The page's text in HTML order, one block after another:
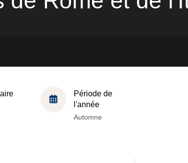
Période de
l'année
Automne